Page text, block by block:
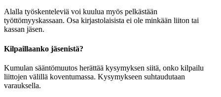
Alalla työskenteleviä voi kuulua myös pelkästään
työttömyyskassaan. Osa kirjastolaisista ei ole minkään liiton tai
kassan jäsen.
Kilpaillaanko jäsenistä?
Kumulan sääntömuutos herättää kysymyksen siitä, onko kilpailu
liittojen välillä koventumassa. Kysymykseen suhtaudutaan
varauksella.